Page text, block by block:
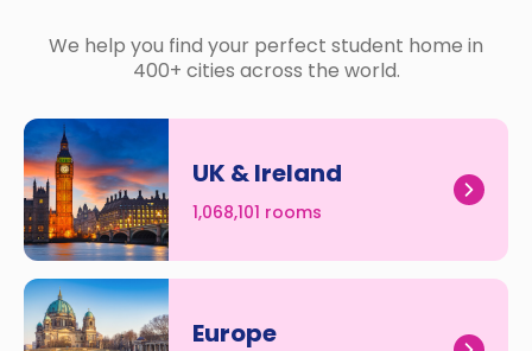
We help you find your perfect student home in
400+ cities across the world.
UK & Ireland
1,068,101 rooms
Europe